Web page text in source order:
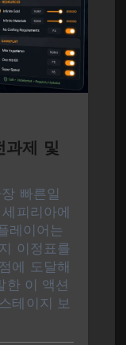
과제 및
빠른일
피리아에
레이어는
이정표를
에 도달해
한 이 액션
테이지 보